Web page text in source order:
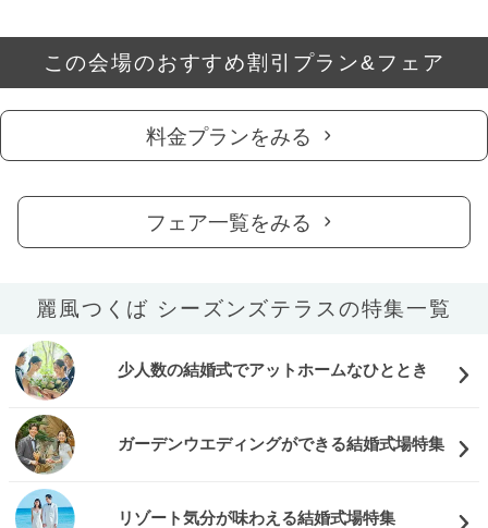
この会場のおすすめ割引プラン&フェア
料金プランをみる
フェア一覧をみる
麗風つくば シーズンズテラスの特集一覧
少人数の結婚式でアットホームなひととき
ガーデンウエディングができる結婚式場特集
リゾート気分が味わえる結婚式場特集